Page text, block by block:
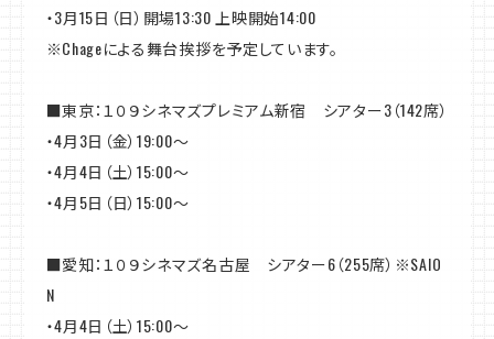
・3月15日（日）開場13:30 上映開始14:00
※Chageによる舞台挨拶を予定しています。
■東京：１０９シネマズプレミアム新宿 シアター3（142席）
・4月3日（金）19:00～
・4月4日（土）15:00～
・4月5日（日）15:00～
■愛知：１０９シネマズ名古屋 シアター6（255席）※SAIO
N
・4月4日（土）15:00～